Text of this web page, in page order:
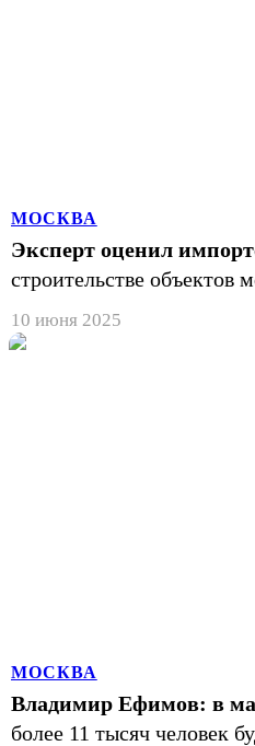
МОСКВА
Эксперт оценил
строительстве объектов
10 июня 2025
МОСКВА
Владимир Ефимов: в
более 11 тысяч человек